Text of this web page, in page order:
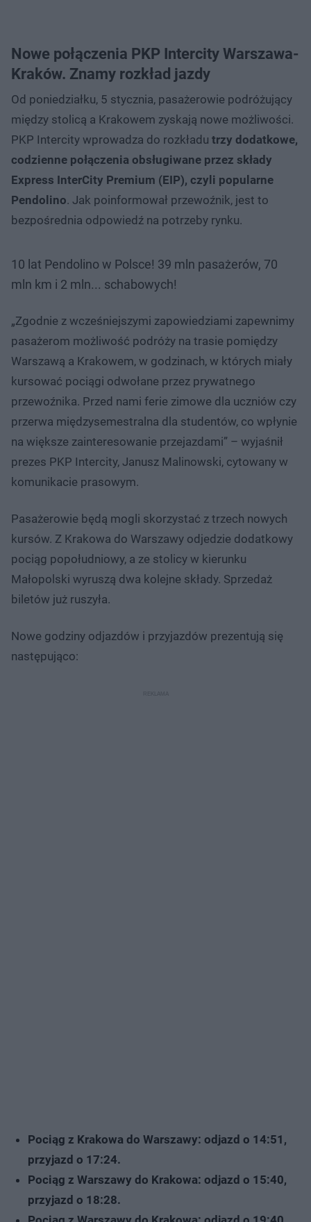
Nowe połączenia PKP Intercity Warszawa-
Kraków. Znamy rozkład jazdy
Od poniedziałku, 5 stycznia, pasażerowie podróżujący
między stolicą a Krakowem zyskają nowe możliwości.
PKP Intercity wprowadza do rozkładu trzy dodatkowe,
codzienne połączenia obsługiwane przez składy
Express InterCity Premium (EIP), czyli popularne
Pendolino. Jak poinformował przewoźnik, jest to
bezpośrednia odpowiedź na potrzeby rynku.
10 lat Pendolino w Polsce! 39 mln pasażerów, 70
mln km i 2 mln... schabowych!
„Zgodnie z wcześniejszymi zapowiedziami zapewnimy
pasażerom możliwość podróży na trasie pomiędzy
Warszawą a Krakowem, w godzinach, w których miały
kursować pociągi odwołane przez prywatnego
przewoźnika. Przed nami ferie zimowe dla uczniów czy
przerwa międzysemestralna dla studentów, co wpłynie
na większe zainteresowanie przejazdami” – wyjaśnił
prezes PKP Intercity, Janusz Malinowski, cytowany w
komunikacie prasowym.
Pasażerowie będą mogli skorzystać z trzech nowych
kursów. Z Krakowa do Warszawy odjedzie dodatkowy
pociąg popołudniowy, a ze stolicy w kierunku
Małopolski wyruszą dwa kolejne składy. Sprzedaż
biletów już ruszyła.
Nowe godziny odjazdów i przyjazdów prezentują się
następująco:
Pociąg z Krakowa do Warszawy: odjazd o 14:51,
przyjazd o 17:24.
Pociąg z Warszawy do Krakowa: odjazd o 15:40,
przyjazd o 18:28.